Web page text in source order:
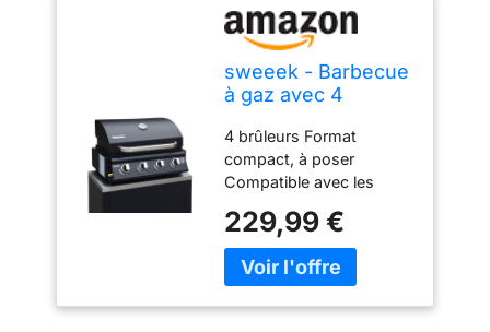
sweeek - Barbecue
à gaz avec 4
avec récupérateur
de graisse
4 brûleurs Format
compact, à poser
Compatible avec les
gamme Thermomètre
229,99 €